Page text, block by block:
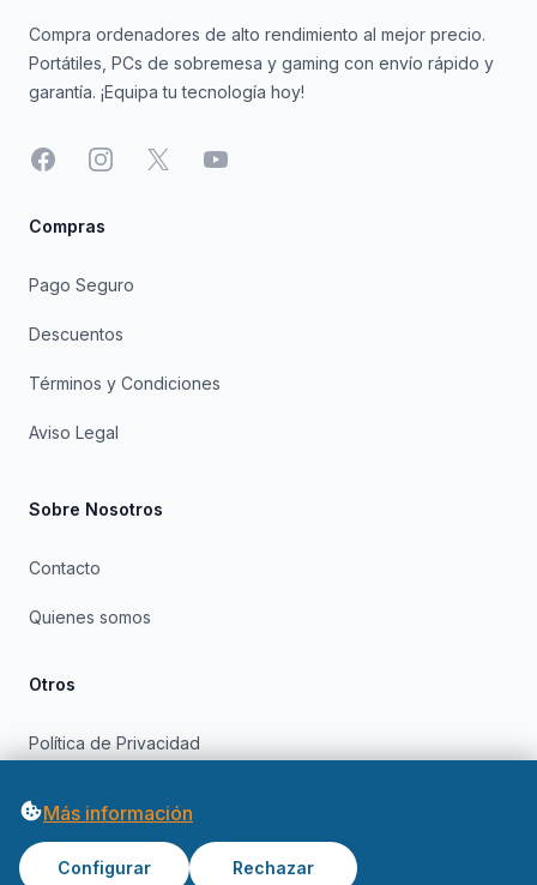
Compra ordenadores de alto rendimiento al mejor precio.
Portátiles, PCs de sobremesa y gaming con envío rápido y
garantía. ¡Equipa tu tecnología hoy!
FacebookInstagram
X YouTube
Compras
Pago Seguro
Descuentos
Términos y Condiciones
Aviso Legal
Sobre Nosotros
Contacto
Quienes somos
Otros
Política de Privacidad
Más información
Configurar Rechazar